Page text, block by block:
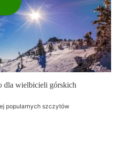
dla wielbicieli górskich
popularnych szczytów